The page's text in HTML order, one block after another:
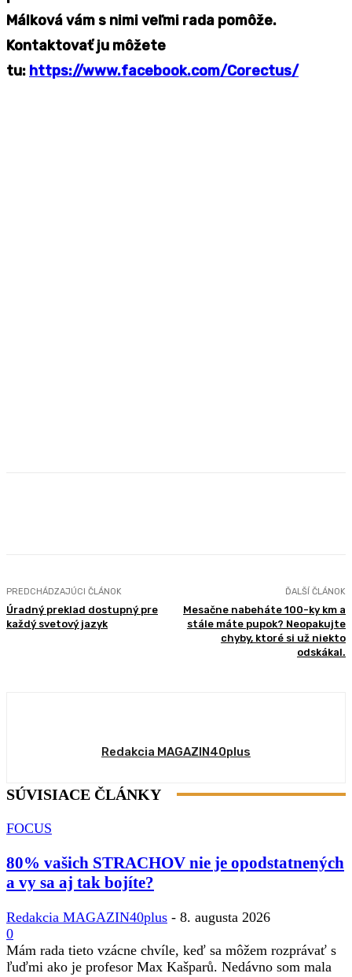
Málková vám s nimi veľmi rada pomôže.
Kontaktovať ju môžete
tu: https://www.facebook.com/Corectus/
PREDCHÁDZAJÚCI ČLÁNOK
Úradný preklad dostupný pre
každý svetový jazyk
ĎALŠÍ ČLÁNOK
Mesačne nabeháte 100-ky km a
stále máte pupok? Neopakujte
chyby, ktoré si už niekto
odskákal.
Redakcia MAGAZIN40plus
SÚVISIACE ČLÁNKY
FOCUS
80% vašich STRACHOV nie je opodstatnených
a vy sa aj tak bojíte?
Redakcia MAGAZIN40plus - 8. augusta 2026
0
Mám rada tieto vzácne chvíle, keď sa môžem rozprávať s
ľuďmi ako je profesor Max Kašparů. Nedávno som mala